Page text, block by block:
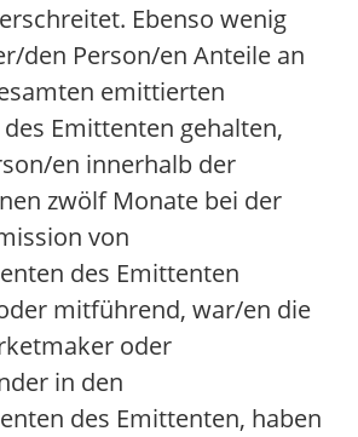
Ebenso wenig
den Person/en Anteile an
emittierten
Emittenten gehalten,
en innerhalb der
zwölf Monate bei der
von
des Emittenten
mitführend, war/en die
oder
in den
des Emittenten, haben